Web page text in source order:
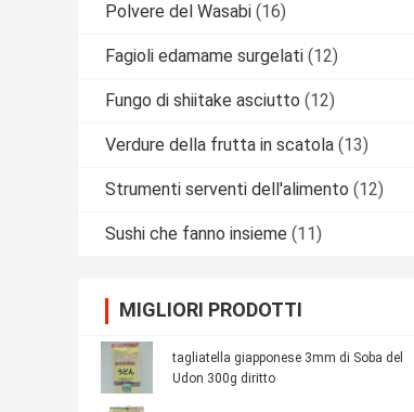
Polvere del Wasabi (16)
Fagioli edamame surgelati (12)
Fungo di shiitake asciutto (12)
Verdure della frutta in scatola (13)
Strumenti serventi dell'alimento (12)
Sushi che fanno insieme (11)
MIGLIORI PRODOTTI
tagliatella giapponese 3mm di Soba del
Udon 300g diritto